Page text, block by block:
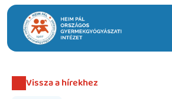
Hasznos linkek
Vissza a hírekhez